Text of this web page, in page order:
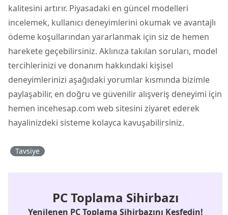
kalitesini artırır. Piyasadaki en güncel modelleri
incelemek, kullanıcı deneyimlerini okumak ve avantajlı
ödeme koşullarından yararlanmak için siz de hemen
harekete geçebilirsiniz. Aklınıza takılan soruları, model
tercihlerinizi ve donanım hakkındaki kişisel
deneyimlerinizi aşağıdaki yorumlar kısmında bizimle
paylaşabilir, en doğru ve güvenilir alışveriş deneyimi için
hemen incehesap.com web sitesini ziyaret ederek
hayalinizdeki sisteme kolayca kavuşabilirsiniz.
Tavsiye
PC Toplama Sihirbazı
Yenilenen PC Toplama Sihirbazını Keşfedin!